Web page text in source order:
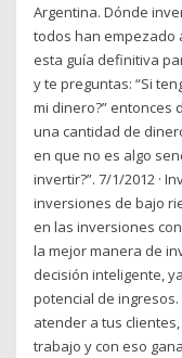
Argentina. Dónde
todos han empezado
esta guía definitiva
y te preguntas: “Si
mi dinero?” entonces
una cantidad de
en que no es algo
invertir?”. 7/1/2012 ·
inversiones de bajo
en las inversiones
la mejor manera de
decisión inteligente,
potencial de
atender a tus
trabajo y con eso